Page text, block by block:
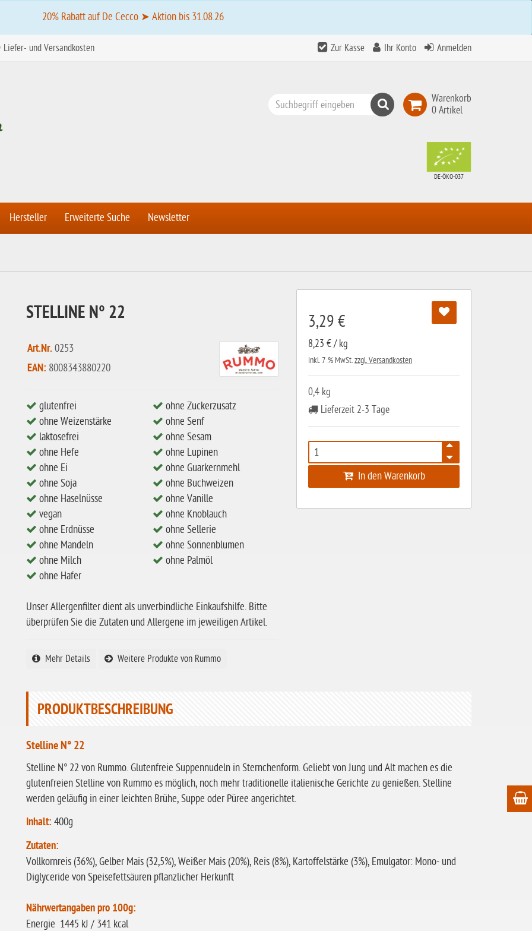
20% Rabatt auf De Cecco ➤ Aktion bis 31.08.26
Liefer- und Versandkosten Zur Kasse Ihr Konto Anmelden
Warenkorb
0 Artikel
Suchen
DE-ÖKO-037
Hersteller Erweiterte Suche Newsletter
3,29 €
8,23 € / kg
inkl. 7 % MwSt.zzgl. Versandkosten
0,4 kg
Lieferzeit 2-3 Tage
In den Warenkorb
STELLINE N° 22
Art.Nr.0253
EAN: 8008343880220
glutenfrei
ohne Weizenstärke
laktosefrei
ohne Hefe
ohne Ei
ohne Soja
ohne Haselnüsse
vegan
ohne Erdnüsse
ohne Mandeln
ohne Milch
ohne Hafer
ohne Zuckerzusatz
ohne Senf
ohne Sesam
ohne Lupinen
ohne Guarkernmehl
ohne Buchweizen
ohne Vanille
ohne Knoblauch
ohne Sellerie
ohne Sonnenblumen
ohne Palmöl
Unser Allergenfilter dient als unverbindliche Einkaufshilfe. Bitte
überprüfen Sie die Zutaten und Allergene im jeweiligen Artikel.
Mehr Details Weitere Produkte von Rummo
PRODUKTBESCHREIBUNG
Stelline N° 22
Stelline N° 22 von Rummo. Glutenfreie Suppennudeln in Sternchenform. Geliebt von Jung und Alt machen es die
glutenfreien Stelline von Rummo es möglich, noch mehr traditionelle italienische Gerichte zu genießen. Stelline
werden geläufig in einer leichten Brühe, Suppe oder Püree angerichtet.
Inhalt: 400g
Zutaten:
Vollkornreis (36%), Gelber Mais (32,5%), Weißer Mais (20%), Reis (8%), Kartoffelstärke (3%), Emulgator: Mono- und
Diglyceride von Speisefettsäuren pflanzlicher Herkunft
Nährwertangaben pro 100g:
Energie 1445 kJ / 341 kcal